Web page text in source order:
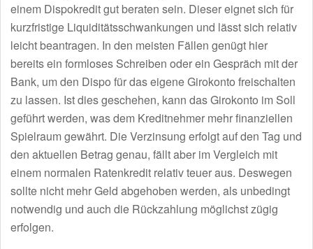
einem Dispokredit gut beraten sein. Dieser eignet sich für
kurzfristige Liquiditätsschwankungen und lässt sich relativ
leicht beantragen. In den meisten Fällen genügt hier
bereits ein formloses Schreiben oder ein Gespräch mit der
Bank, um den Dispo für das eigene Girokonto freischalten
zu lassen. Ist dies geschehen, kann das Girokonto im Soll
geführt werden, was dem Kreditnehmer mehr finanziellen
Spielraum gewährt. Die Verzinsung erfolgt auf den Tag und
den aktuellen Betrag genau, fällt aber im Vergleich mit
einem normalen Ratenkredit relativ teuer aus. Deswegen
sollte nicht mehr Geld abgehoben werden, als unbedingt
notwendig und auch die Rückzahlung möglichst zügig
erfolgen.